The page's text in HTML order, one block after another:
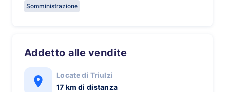
Somministrazione
Addetto alle vendite
Locate di Triulzi
17 km di distanza